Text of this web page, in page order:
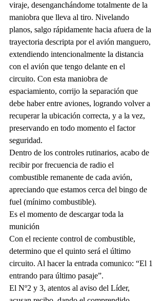
viraje, desenganchándome totalmente de la
maniobra que lleva al tiro. Nivelando
planos, salgo rápidamente hacia afuera de la
trayectoria descripta por el avión manguero,
extendiendo intencionalmente la distancia
con el avión que tengo delante en el
circuito. Con esta maniobra de
espaciamiento, corrijo la separación que
debe haber entre aviones, logrando volver a
recuperar la ubicación correcta, y a la vez,
preservando en todo momento el factor
seguridad.
Dentro de los controles rutinarios, acabo de
recibir por frecuencia de radio el
combustible remanente de cada avión,
apreciando que estamos cerca del bingo de
fuel (mínimo combustible).
Es el momento de descargar toda la
munición
Con el reciente control de combustible,
determino que el quinto será el último
circuito. Al hacer la entrada comunico: “El 1
entrando para último pasaje”.
El Nº2 y 3, atentos al aviso del Líder,